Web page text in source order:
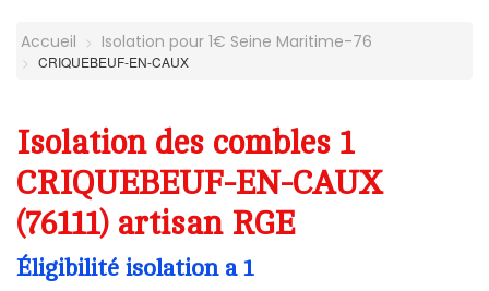
Accueil Isolation pour 1€ Seine Maritime-76
CRIQUEBEUF-EN-CAUX
Isolation des combles 1
CRIQUEBEUF-EN-CAUX
(76111) artisan RGE
Éligibilité isolation a 1